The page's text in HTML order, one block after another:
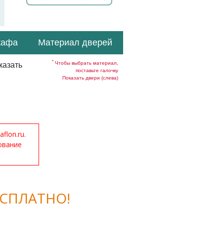
Материал дверей
* Чтобы выбрать материал,
поставьте галочку
Показать двери (слева)